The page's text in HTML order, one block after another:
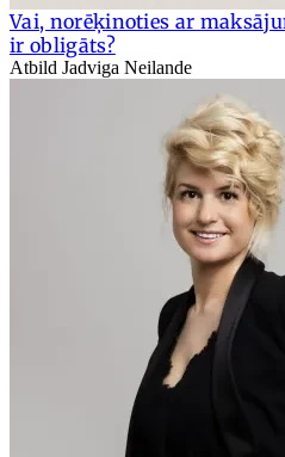
Vai, norēķinoties ar
ir obligāts?
Atbild Jadviga Neilande